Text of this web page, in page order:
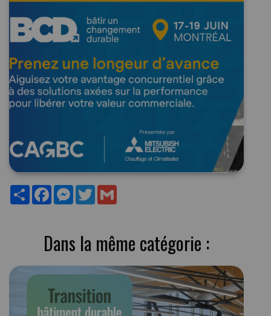
PartagerFacebookMessenger
Twitter
Dans la même catégorie :